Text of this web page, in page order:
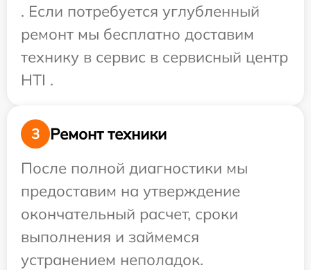
. Если потребуется углубленный
ремонт мы бесплатно доставим
технику в сервис в сервисный центр
HTI .
3
Ремонт техники
После полной диагностики мы
предоставим на утверждение
окончательный расчет, сроки
выполнения и займемся
устранением неполадок.